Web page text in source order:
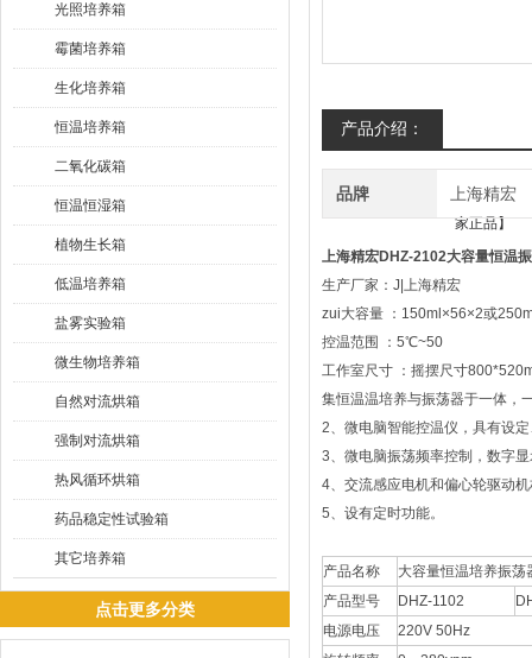
光照培养箱
霉菌培养箱
生化培养箱
恒温培养箱
二氧化碳箱
恒温恒湿箱
植物生长箱
低温培养箱
盐雾实验箱
微生物培养箱
自然对流烘箱
强制对流烘箱
热风循环烘箱
药品稳定性试验箱
其它培养箱
点击更多分类
产品介绍：
品牌 上海精宏
上海精宏DHZ-2102大容量恒温
生产厂家：J|上海精宏
zui大容量 ：150ml×56×2或
控温范围 ：5℃~50
工作室尺寸 ：摇摆尺寸
集恒温温培养与振荡器于一体，
2、微电脑智能控温仪，具有设
3、微电脑振荡频率控制，数字
4、交流感应电机和偏心轮驱动
5、设有定时功能。
产品名称
大容量恒温培养振荡
产品型号
DHZ-1102
电源电压
220V 50Hz